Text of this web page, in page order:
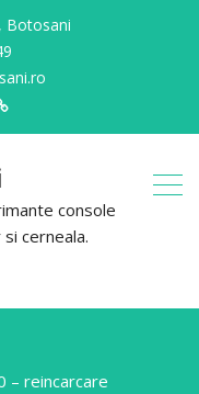
Botosani
Contact
console
cerneala.
– reincarcare